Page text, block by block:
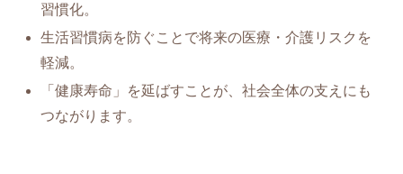
習慣化。
生活習慣病を防ぐことで将来の医療・介護リスクを
軽減。
「健康寿命」を延ばすことが、社会全体の支えにも
つながります。